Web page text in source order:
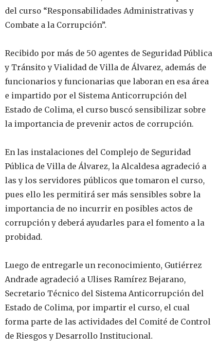
del curso “Responsabilidades Administrativas y
Combate a la Corrupción”.
‎Recibido por más de 50 agentes de Seguridad Pública
y Tránsito y Vialidad de Villa de Álvarez, además de
funcionarios y funcionarias que laboran en esa área
e impartido por el Sistema Anticorrupción del
Estado de Colima, el curso buscó sensibilizar sobre
la importancia de prevenir actos de corrupción.
‎En las instalaciones del Complejo de Seguridad
Pública de Villa de Álvarez, la Alcaldesa agradeció a
las y los servidores públicos que tomaron el curso,
pues ello les permitirá ser más sensibles sobre la
importancia de no incurrir en posibles actos de
corrupción y deberá ayudarles para el fomento a la
probidad.
‎Luego de entregarle un reconocimiento, Gutiérrez
Andrade agradeció a Ulises Ramírez Bejarano,
Secretario Técnico del Sistema Anticorrupción del
Estado de Colima, por impartir el curso, el cual
forma parte de las actividades del Comité de Control
de Riesgos y Desarrollo Institucional.